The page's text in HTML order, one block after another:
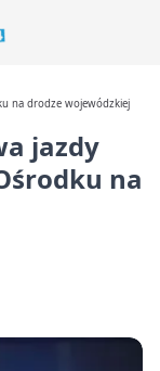
na drodze wojewódzkiej
jazdy
na